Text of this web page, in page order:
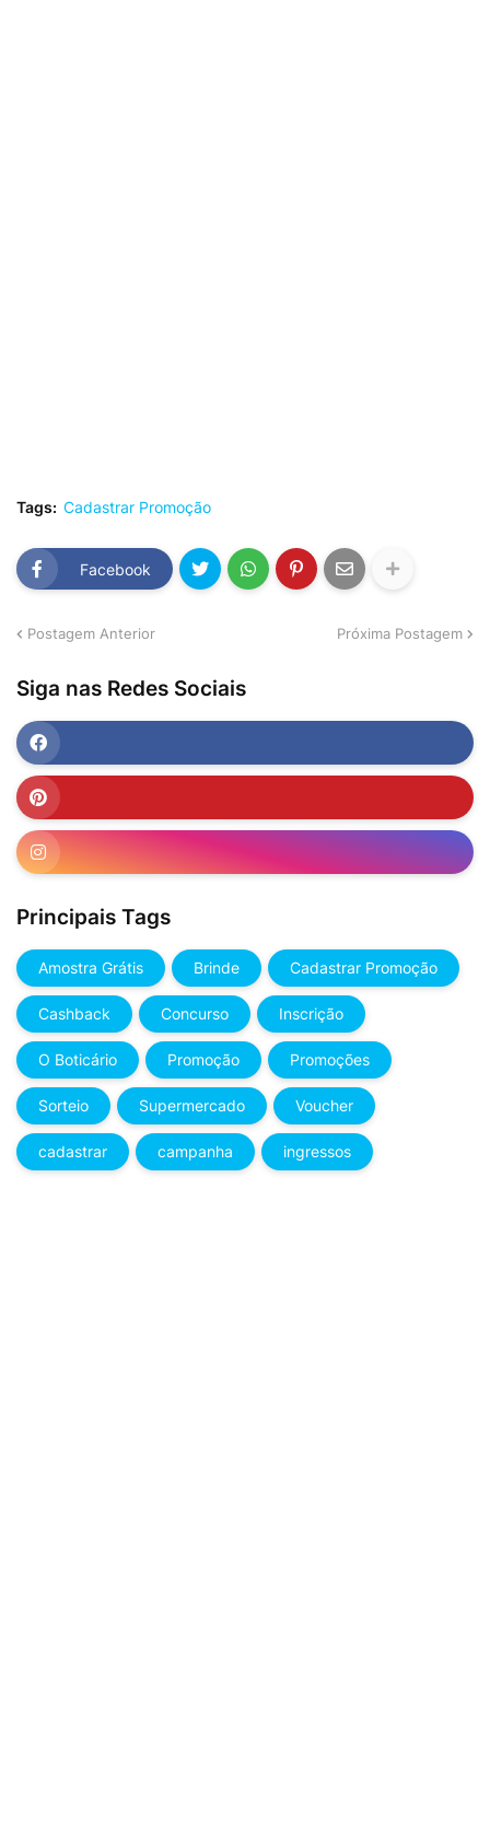
Tags: Cadastrar Promoção
Facebook
Postagem Anterior Próxima Postagem
Siga nas Redes Sociais
Principais Tags
Amostra Grátis Brinde Cadastrar Promoção
Cashback Concurso Inscrição
O Boticário Promoção Promoções
Sorteio Supermercado Voucher
cadastrar campanha ingressos